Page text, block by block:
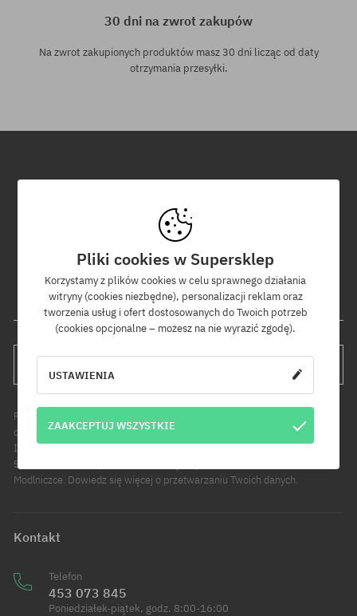
30 dni na zwrot zakupów
Na zwrot zakupionych produktów masz 30 dni licząc od daty
otrzymania przesyłki.
Newsletter
Zapisz się do naszego newslettera, a dowiesz się jako pierwszy o
nowościach i promocjach!
Dodatkowo otrzymasz kod rabatowy -5% na całe zamówienie!
Twój adres e-mail
Podanie adresu e-mail jest jednoznaczne z wyrażeniem zgody na
otrzymywanie informacji handlowych pod wskazany adres e-mail.
Informujemy, że administratorem Twoich danych osobowych jest Cool
Sport Distribution sp. z o.o. z siedzibą przy ul. Handlowców 2 w
Modlniczce. Dowiedz się więcej o przetwarzaniu Twoich danych.
Kontakt
Telefon
453 073 845
Poniedziałek-piątek, godz. 8:00-16:00
Pliki cookies w Supersklep
Korzystamy z plików cookies w celu sprawnego działania
witryny (cookies niezbędne), personalizacji reklam oraz
tworzenia usług i ofert dostosowanych do Twoich potrzeb
(cookies opcjonalne – możesz na nie wyrazić zgodę).
USTAWIENIA
ZAAKCEPTUJ WSZYSTKIE